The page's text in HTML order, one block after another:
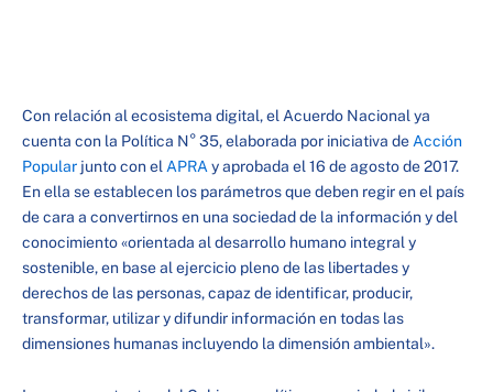
Con relación al ecosistema digital, el Acuerdo Nacional ya
cuenta con la Política N° 35, elaborada por iniciativa de Acción
Popular junto con el APRA y aprobada el 16 de agosto de 2017.
En ella se establecen los parámetros que deben regir en el país
de cara a convertirnos en una sociedad de la información y del
conocimiento «orientada al desarrollo humano integral y
sostenible, en base al ejercicio pleno de las libertades y
derechos de las personas, capaz de identificar, producir,
transformar, utilizar y difundir información en todas las
dimensiones humanas incluyendo la dimensión ambiental».